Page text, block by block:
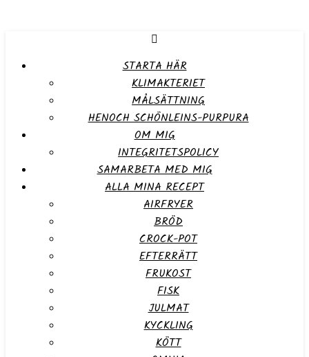
STARTA HÄR
KLIMAKTERIET
MÅLSÄTTNING
HENOCH SCHÖNLEINS-PURPURA
OM MIG
INTEGRITETSPOLICY
SAMARBETA MED MIG
ALLA MINA RECEPT
AIRFRYER
BRÖD
CROCK-POT
EFTERRÄTT
FRUKOST
FISK
JULMAT
KYCKLING
KÖTT